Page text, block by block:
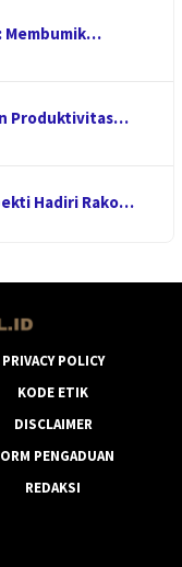
Membumik…
Produktivitas…
Hadiri Rako…
PRIVACY POLICY
KODE ETIK
DISCLAIMER
PENGADUAN
REDAKSI